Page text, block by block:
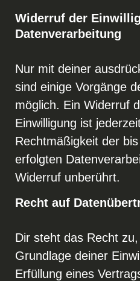
Widerruf der
Datenverarbeitung
Nur mit deiner
sind einige Vorgänge
möglich. Ein Widerruf
Einwilligung ist
Rechtmäßigkeit der
erfolgten
Widerruf unberührt.
Recht auf
Dir steht das Recht
Grundlage deiner
Erfüllung eines